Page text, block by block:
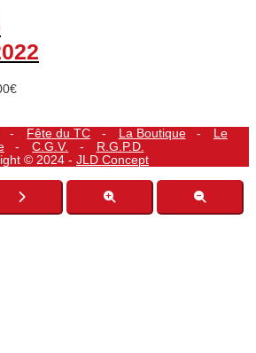
€
Fête du TC La Boutique
Le
C.G.V.
R.G.P.D.
© 2024 - JLD Concept